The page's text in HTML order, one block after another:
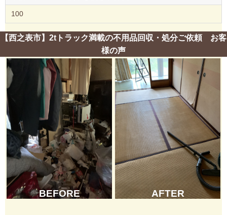
100
【西之表市】2tトラック満載の不用品回収・処分ご依頼 お客
様の声
BEFORE AFTER